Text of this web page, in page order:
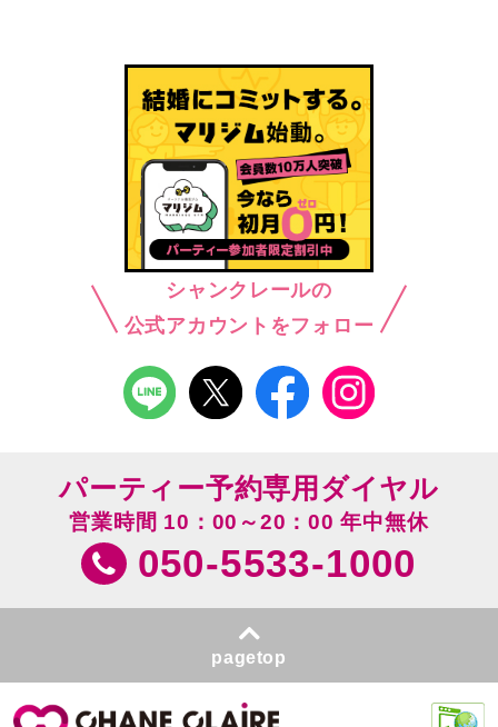
シャンクレールの
公式アカウントをフォロー
パーティー予約専用ダイヤル
営業時間 10：00～20：00 年中無休
050-5533-1000
pagetop